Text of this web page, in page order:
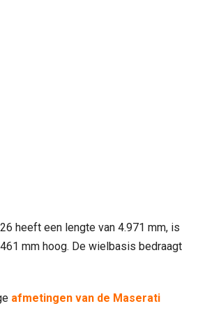
heeft een lengte van 4.971 mm, is
mm hoog. De wielbasis bedraagt
afmetingen van de Maserati